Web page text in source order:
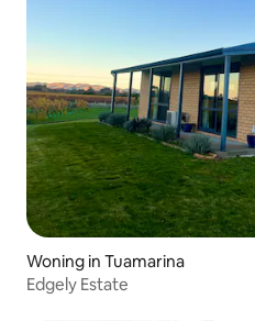
Woning in Tuamarina
Edgely Estate